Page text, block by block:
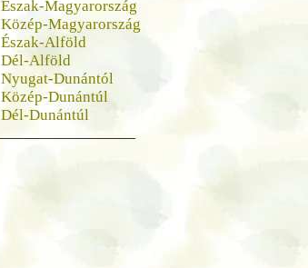
Észak-Magyarország
Közép-Magyarország
Észak-Alföld
Dél-Alföld
Nyugat-Dunántól
Közép-Dunántúl
Dél-Dunántúl